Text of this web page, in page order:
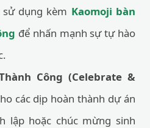
dụng kèm Kaomoji bàn
để nhấn mạnh sự tự hào
Công (Celebrate &
các dịp hoàn thành dự án
lập hoặc chúc mừng sinh